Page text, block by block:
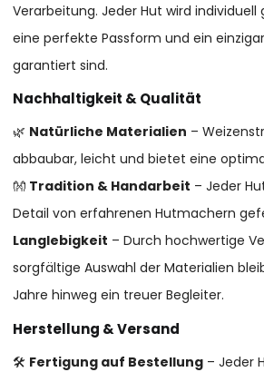
Verarbeitung. Jeder Hut wird
eine perfekte Passform und ein
garantiert sind.
Nachhaltigkeit & Qualität
🌿 Natürliche Materialien –
abbaubar, leicht und bietet eine
👐 Tradition & Handarbeit – Jeder
Detail von erfahrenen Hutmachern
Langlebigkeit – Durch hochwertige
sorgfältige Auswahl der Materialien
Jahre hinweg ein treuer Begleiter.
Herstellung & Versand
🛠 Fertigung auf Bestellung – Jeder